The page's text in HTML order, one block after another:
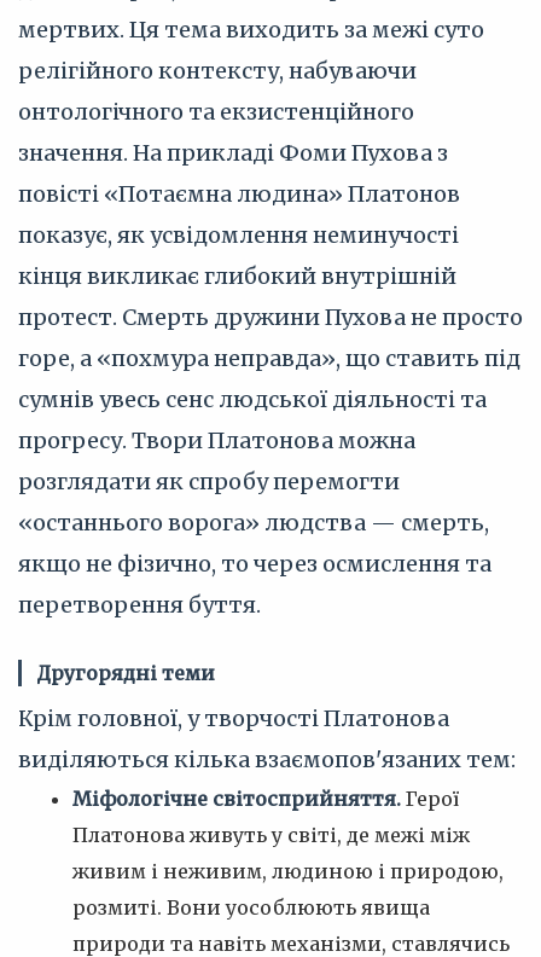
мертвих. Ця тема виходить за межі суто
релігійного контексту, набуваючи
онтологічного та екзистенційного
значення. На прикладі Фоми Пухова з
повісті «Потаємна людина» Платонов
показує, як усвідомлення неминучості
кінця викликає глибокий внутрішній
протест. Смерть дружини Пухова не просто
горе, а «похмура неправда», що ставить під
сумнів увесь сенс людської діяльності та
прогресу. Твори Платонова можна
розглядати як спробу перемогти
«останнього ворога» людства — смерть,
якщо не фізично, то через осмислення та
перетворення буття.
Другорядні теми
Крім головної, у творчості Платонова
виділяються кілька взаємопов'язаних тем:
Міфологічне світосприйняття. Герої
Платонова живуть у світі, де межі між
живим і неживим, людиною і природою,
розмиті. Вони уособлюють явища
природи та навіть механізми, ставлячись